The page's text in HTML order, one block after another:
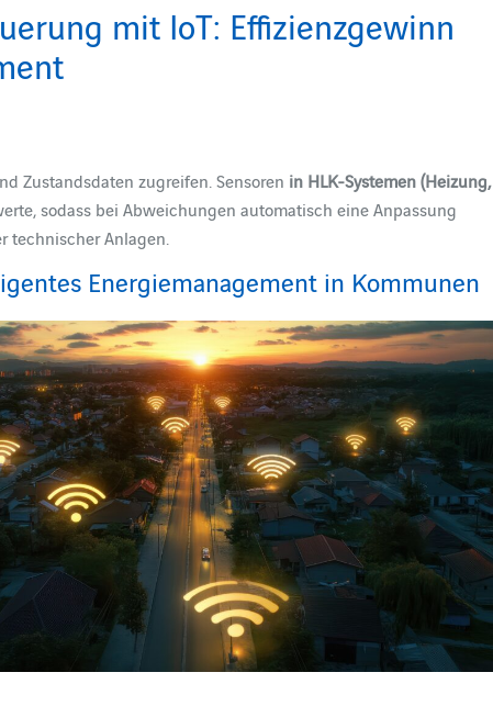
mit IoT: Effizienzgewinn
Zustandsdaten zugreifen. Sensoren in HLK-Systemen (Heizung,
sodass bei Abweichungen automatisch eine Anpassung
technischer Anlagen.
Energiemanagement in Kommunen